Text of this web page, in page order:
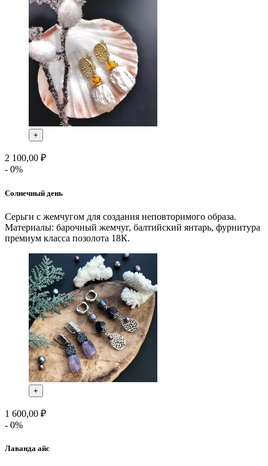
+
2 100,00 ₽
- 0%
Солнечный день
Серьги с жемчугом для создания неповторимого образа.
Материалы: барочный жемчуг, балтийский янтарь, фурнитура
премиум класса позолота 18К.
+
1 600,00 ₽
- 0%
Лаванда айс